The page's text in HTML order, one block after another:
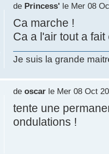
de Princess'le Mer 08
Ca marche !
Ca a l'air tout a fait
Je suis la grande
de oscarle Mer 08 Oct
tente une
ondulations !